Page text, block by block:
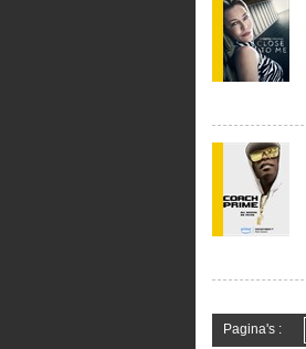
Pagina's :